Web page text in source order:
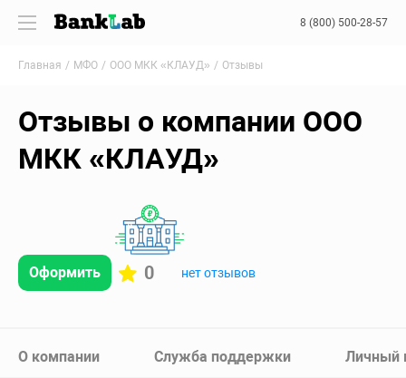
8 (800) 500-28-57
Главная МФО ООО МКК «КЛАУД» Отзывы
Отзывы о компании ООО
МКК «КЛАУД»
Оформить 0 нет отзывов
О компании Служба поддержки Личный